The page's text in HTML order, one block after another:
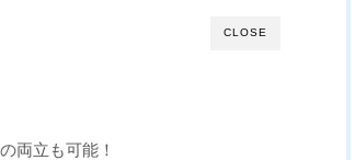
CLOSE
両立も可能！